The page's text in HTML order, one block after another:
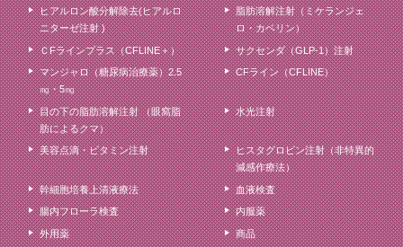
ヒアルロン酸分解除去(ヒアルロ
ニターゼ注射 )
脂肪溶解注射（ミケランジェ
ロ・カベリン）
ＣFラインプラス（CFLINE＋） サクセンダ（GLP-1）注射
マンジャロ（糖尿病治療薬）2.5
㎎・5㎎
CFライン（CFLINE）
目の下の脂肪溶解注射 （眼窩脂
肪によるクマ）
水光注射
美容点滴・ビタミン注射
ヒスタグロビン注射（非特異的
減感作療法）
幹細胞培養上清液療法 血液検査
腸内フローラ検査 内服薬
外用薬 商品